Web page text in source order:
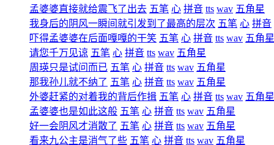
孟婆婆直接就给震飞了出去 五笔 心 拼音 tts wav 五角星
我身后的阴风一瞬间就引发到了最高的层次 五笔 心 拼音
吓得孟婆婆在后面嘎嘎的干笑 五笔 心 拼音 tts wav 五角星
请您千万见谅 五笔 心 拼音 tts wav 五角星
周瑛只是试问而已 五笔 心 拼音 tts wav 五角星
那我孙儿就不纳了 五笔 心 拼音 tts wav 五角星
外婆赶紧的对着我的背后作揖 五笔 心 拼音 tts wav 五角星
孟婆婆也是如此这般 五笔 心 拼音 tts wav 五角星
好一会阴风才消散了 五笔 心 拼音 tts wav 五角星
看来九公主是消气了些 五笔 心 拼音 tts wav 五角星